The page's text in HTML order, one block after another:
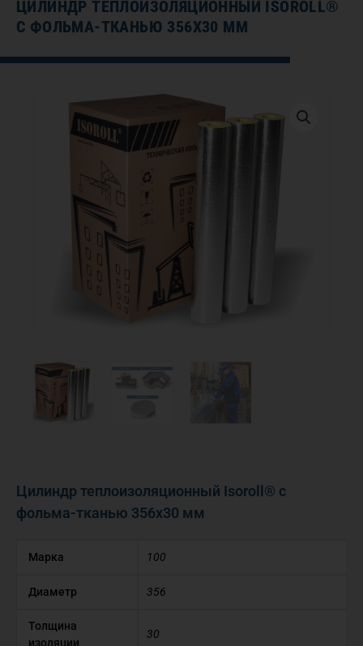
ЦИЛИНДР ТЕПЛОИЗОЛЯЦИОННЫЙ ISOROLL®
С ФОЛЬМА-ТКАНЬЮ 356Х30 ММ
Цилиндр теплоизоляционный Isoroll® с
фольма-тканью 356х30 мм
Марка 100
Диаметр 356
Толщина
изоляции
30